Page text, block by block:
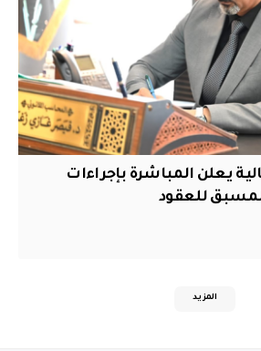
يعلن المباشرة بإجراءات
للعقود
المزيد